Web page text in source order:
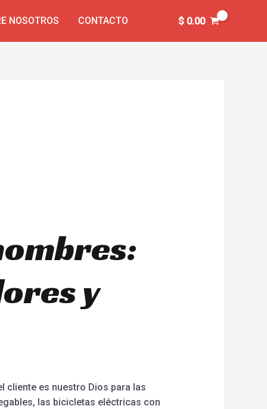
NOSOTROS CONTACTO $0.00
y
cliente es nuestro Dios para las
las bicicletas eléctricas con